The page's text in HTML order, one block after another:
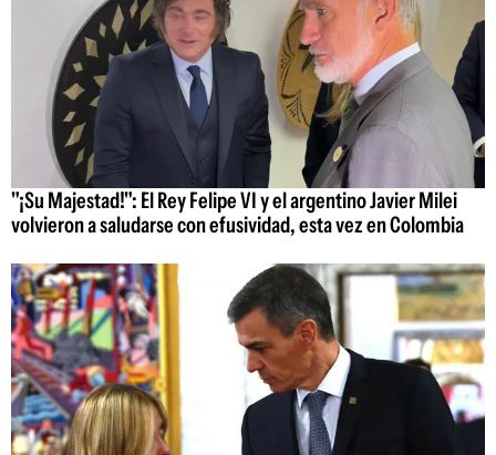
"¡Su Majestad!": El Rey Felipe VI y el argentino Javier Milei
volvieron a saludarse con efusividad, esta vez en Colombia